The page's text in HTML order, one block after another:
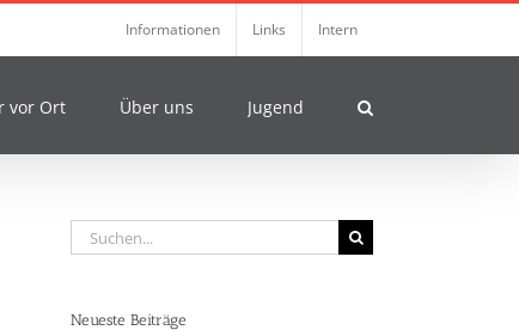
Informationen Links Intern
vor Ort Über uns Jugend
Suche
nach:
Neueste Beiträge